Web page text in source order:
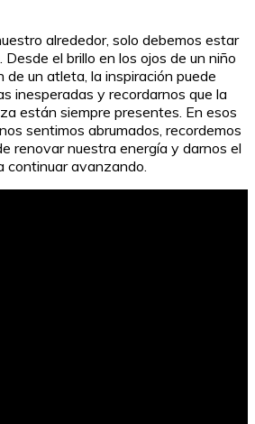
alrededor, solo debemos estar
el brillo en los ojos de un niño
un atleta, la inspiración puede
inesperadas y recordarnos que la
están siempre presentes. En esos
sentimos abrumados, recordemos
renovar nuestra energía y darnos el
continuar avanzando.